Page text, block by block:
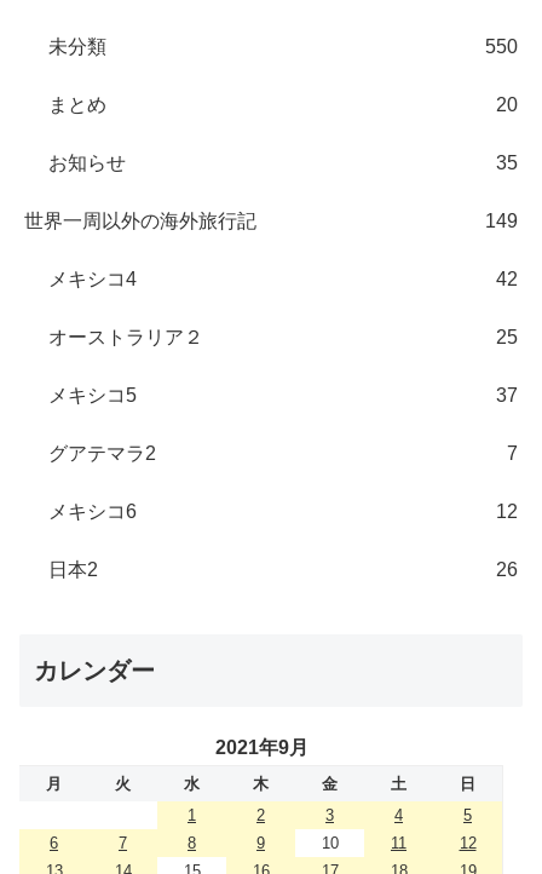
未分類 550
まとめ 20
お知らせ 35
世界一周以外の海外旅行記 149
メキシコ4 42
オーストラリア２ 25
メキシコ5 37
グアテマラ2 7
メキシコ6 12
日本2 26
カレンダー
2021年9月
月 火 水 木 金 土
日
1
2 3 4
5
6
7 8 9 10 11
12